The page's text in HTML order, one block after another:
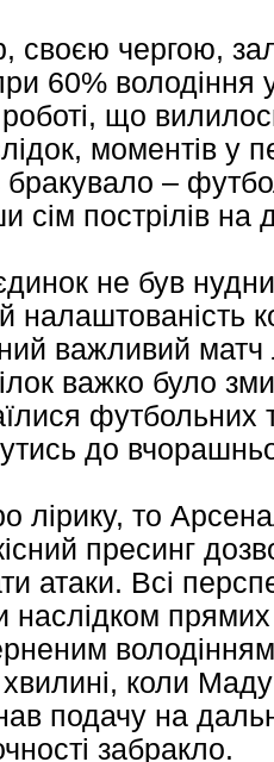
своєю чергою,
60% володіння
що
моментів у
–
сім пострілів на
не був
налаштованість
важливий матч
важко було
футбольних
до
лірику, то
пресинг
атаки. Всі
наслідком
коли
подачу на
забракло.